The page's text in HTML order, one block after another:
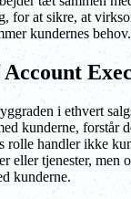
for at sikre, at
kundernes behov.
i ethvert
kunderne, forstår
rolle handler ikke
eller tjenester, men
kunderne.